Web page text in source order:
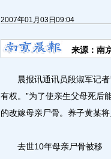
2007年01月03日09:04
来源：南
晨报讯通讯员段淑军记者
有权。”为了使亲生父母死后
的改嫁母亲尸骨。养子黄某将
去世10年母亲尸骨被移